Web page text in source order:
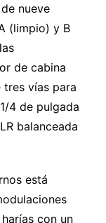
nueve
(limpio) y B
de cabina
vías para
4 de pulgada
balanceada
está
con un